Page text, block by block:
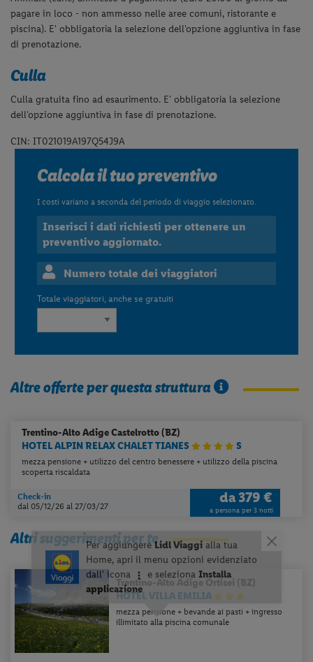
pagare in loco - non ammesso nelle aree comuni, ristorante e
piscina). E' obbligatoria la selezione dell'opzione aggiuntiva in fase
di prenotazione.
Culla
Culla gratuita fino ad esaurimento. E' obbligatoria la selezione
dell'opzione aggiuntiva in fase di prenotazione.
CIN: IT021019A197Q54J9A
Calcola il tuo preventivo
I costi variano a seconda del periodo di viaggio selezionato.
Inserisci i dati richiesti per ottenere un
preventivo aggiornato.
Numero totale dei viaggiatori
Totale viaggiatori, anche se gratuiti
Altre offerte per questa struttura
Trentino-Alto AdigeCastelrotto (BZ)
HOTEL ALPIN RELAX CHALET TIANES
S
mezza pensione + utilizzo del centro benessere + utilizzo della piscina
scoperta riscaldata
Check-in
dal 05/12/26al 27/03/27
da379 €
a persona per 3 notti
Altri suggerimenti per te
Trentino-Alto Adige Ortisei (BZ)
HOTEL VILLA EMILIA
mezza pensione + bevande ai pasti + ingresso
illimitato alla piscina comunale